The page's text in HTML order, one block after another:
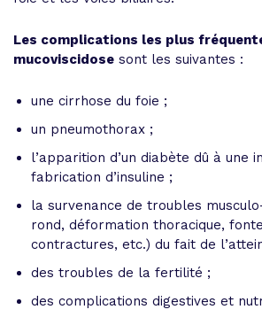
Les complications les plus
mucoviscidose sont les suivantes :
une cirrhose du foie ;
un pneumothorax ;
l’apparition d’un diabète dû à une
fabrication d’insuline ;
la survenance de troubles
rond, déformation thoracique,
contractures, etc.) du fait de
des troubles de la fertilité ;
des complications digestives et